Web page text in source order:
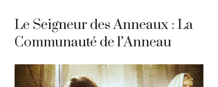
Le Seigneur des Anneaux : La
Communauté de l’Anneau